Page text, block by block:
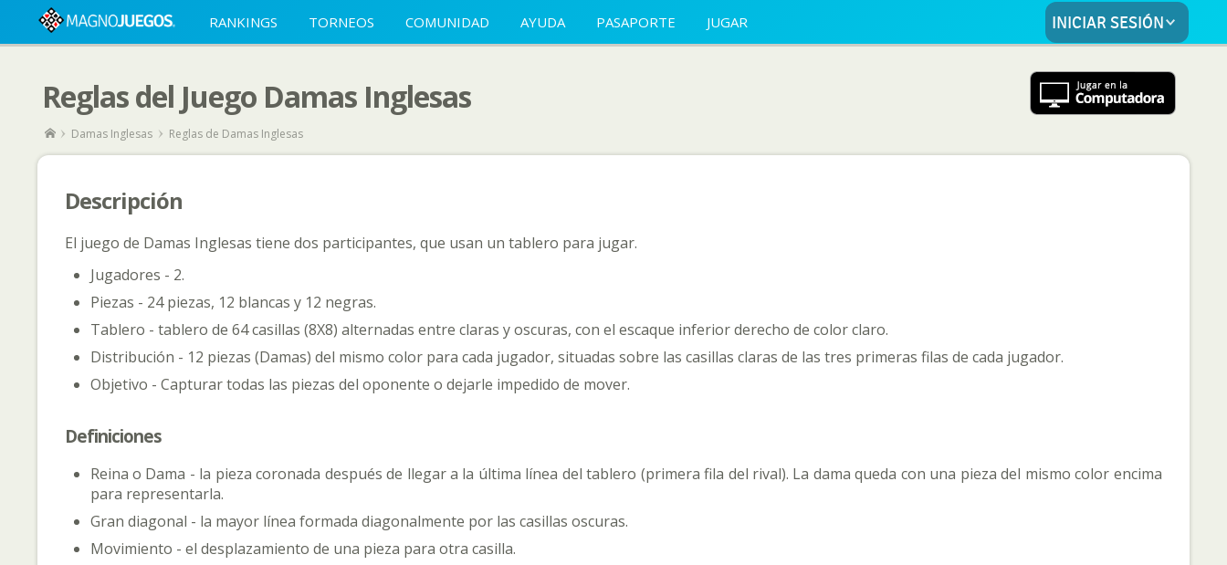
RANKINGS TORNEOS COMUNIDAD AYUDA PASAPORTE JUGAR INICIAR SESIÓN
Reglas del Juego Damas Inglesas
Damas Inglesas Reglas de Damas Inglesas
Descripción
El juego de Damas Inglesas tiene dos participantes, que usan un tablero para jugar.
Jugadores - 2.
Piezas - 24 piezas, 12 blancas y 12 negras.
Tablero - tablero de 64 casillas (8X8) alternadas entre claras y oscuras, con el escaque inferior derecho de color claro.
Distribución - 12 piezas (Damas) del mismo color para cada jugador, situadas sobre las casillas claras de las tres primeras filas de cada jugador.
Objetivo - Capturar todas las piezas del oponente o dejarle impedido de mover.
Definiciones
Reina o Dama - la pieza coronada después de llegar a la última línea del tablero (primera fila del rival). La dama queda con una pieza del mismo color encima
para representarla.
Gran diagonal - la mayor línea formada diagonalmente por las casillas oscuras.
Movimiento - el desplazamiento de una pieza para otra casilla.